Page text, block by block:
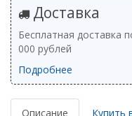
Доставка
Бесплатная доставка
000 рублей
Подробнее
Описание Купить